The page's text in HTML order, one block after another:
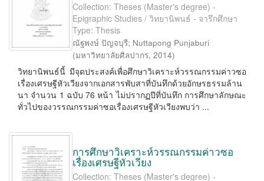
Collection: Theses (Master's degree) -
Epigraphic Studies / วิทยานิพนธ์ - จารึกศึกษา
Type: Thesis
ณัฐพงษ์ ปัญจบุรี; Nuttapong Punjaburi
(มหาวิทยาลัยศิลปากร, 2014)
วิทยานิพนธ์นี้ มีจุดประสงค์เพื่อศึกษาวิเคราะห์วรรณกรรมค่าวซอ
เรื่องเศรษฐีหัวเวียงจากเอกสารพับสาที่บันทึกด้วยอักษรธรรมล้าน
นา จำนวน 1 ฉบับ 76 หน้า ไม่ปรากฏปีที่บันทึก การศึกษาลักษณะ
ทั่วไปของวรรณกรรมค่าซอเรื่องเศรษฐีหัวเวียงพบว่า ...
การศึกษาวิเคราะห์วรรณกรรมค่าวซอ
เรื่องเศรษฐีหัวเวียง
Collection: Theses (Master's degree) -